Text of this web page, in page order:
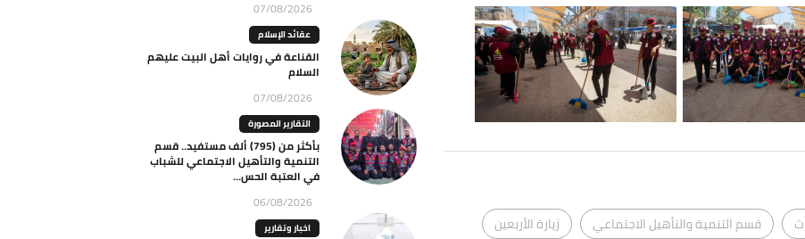
قسم التنمية والتأهيل الاجتماعي
زيارة الأربعين
07/08/2026
عقائد الإسلام
القناعة في روايات أهل البيت عليهم
السلام
07/08/2026
التقارير المصورة
بأكثر من (795) ألف مستفيد.. قسم
التنمية والتأهيل الاجتماعي للشباب
في العتبة الحس...
06/08/2026
اخبار وتقارير